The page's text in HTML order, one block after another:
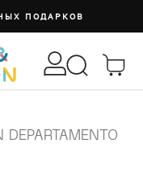
ПОДАРКОВ